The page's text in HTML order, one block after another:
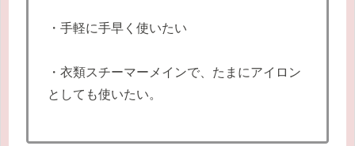
・手軽に手早く使いたい
・衣類スチーマーメインで、たまにアイロン
としても使いたい。